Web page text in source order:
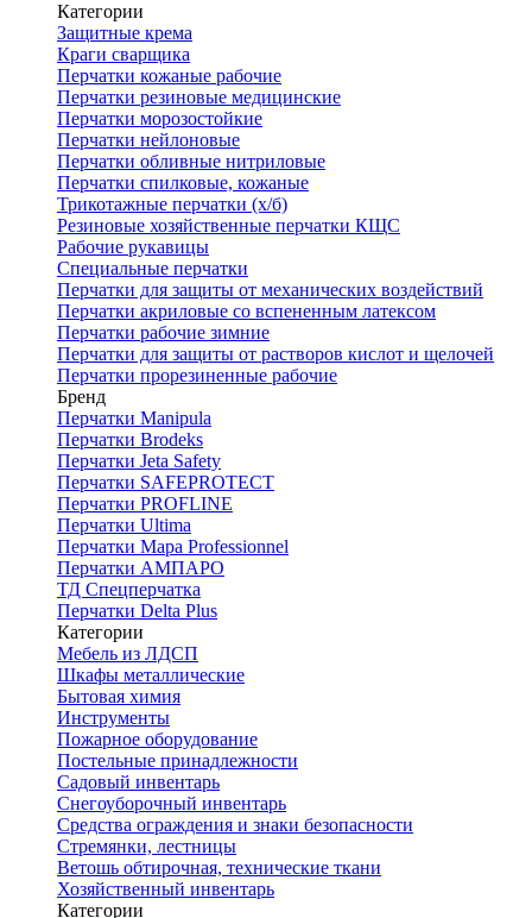
Категории
Защитные крема
Краги сварщика
Перчатки кожаные рабочие
Перчатки резиновые медицинские
Перчатки морозостойкие
Перчатки нейлоновые
Перчатки обливные нитриловые
Перчатки спилковые, кожаные
Трикотажные перчатки (х/б)
Резиновые хозяйственные перчатки КЩС
Рабочие рукавицы
Специальные перчатки
Перчатки для защиты от механических воздействий
Перчатки акриловые со вспененным латексом
Перчатки рабочие зимние
Перчатки для защиты от растворов кислот и щелочей
Перчатки прорезиненные рабочие
Бренд
Перчатки Manipula
Перчатки Brodeks
Перчатки Jeta Safety
Перчатки SAFEPROTECT
Перчатки PROFLINE
Перчатки Ultima
Перчатки Мара Professionnel
Перчатки АМПАРО
ТД Спецперчатка
Перчатки Delta Plus
Категории
Мебель из ЛДСП
Шкафы металлические
Бытовая химия
Инструменты
Пожарное оборудование
Постельные принадлежности
Садовый инвентарь
Снегоуборочный инвентарь
Средства ограждения и знаки безопасности
Стремянки, лестницы
Ветошь обтирочная, технические ткани
Хозяйственный инвентарь
Категории